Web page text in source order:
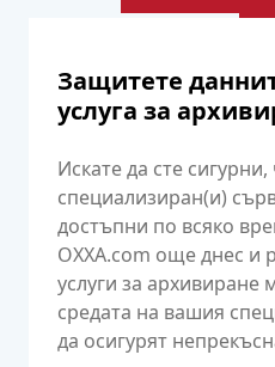
Защитете
услуга за
Искате да сте
специализиран(и)
достъпни по всяко
OXXA.com още днес и
услуги за архивиране
средата на вашия
да осигурят